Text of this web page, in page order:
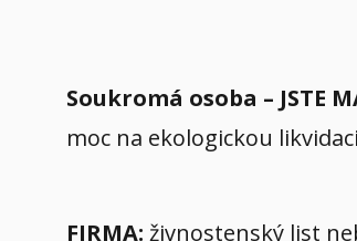
Soukromá osoba – JSTE
moc na ekologickou
FIRMA: živnostenský list